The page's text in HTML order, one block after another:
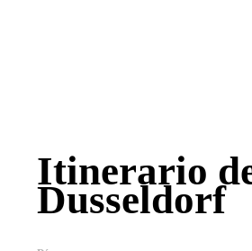
Itinerario
Dusseldorf